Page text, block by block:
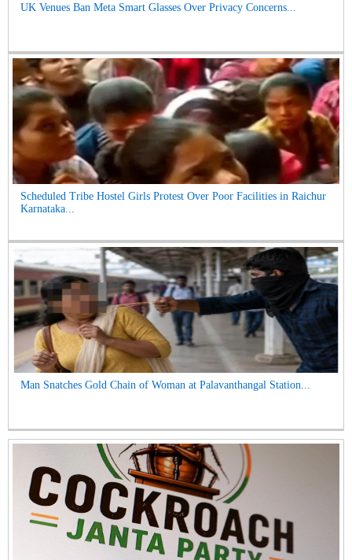
UK Venues Ban Meta Smart Glasses Over Privacy Concerns...
Scheduled Tribe Hostel Girls Protest Over Poor Facilities in Raichur
Karnataka...
Man Snatches Gold Chain of Woman at Palavanthangal Station...